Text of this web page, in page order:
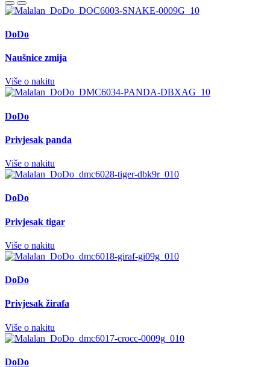
DoDo
Naušnice zmija
Više o nakitu
DoDo
Privjesak panda
Više o nakitu
DoDo
Privjesak tigar
Više o nakitu
DoDo
Privjesak žirafa
Više o nakitu
DoDo